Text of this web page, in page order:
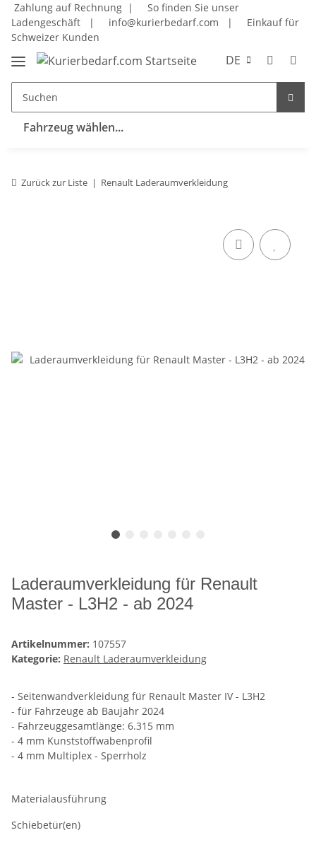
Zahlung auf Rechnung |
So finden Sie unser
Ladengeschäft
| info@kurierbedarf.com |
Einkauf für
Schweizer Kunden
DE
Fahrzeug wählen...
Zurück zur Liste Renault Laderaumverkleidung
Laderaumverkleidung für Renault
Master - L3H2 - ab 2024
Artikelnummer: 107557
Kategorie: Renault Laderaumverkleidung
- Seitenwandverkleidung für Renault Master IV - L3H2
- für Fahrzeuge ab Baujahr 2024
- Fahrzeuggesamtlänge: 6.315 mm
- 4 mm Kunststoffwabenprofil
- 4 mm Multiplex - Sperrholz
Materialausführung
Schiebetür(en)